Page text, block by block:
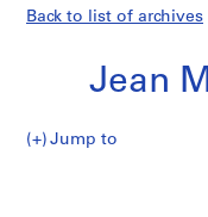
Back to list of archives
Jean
JeanJump to